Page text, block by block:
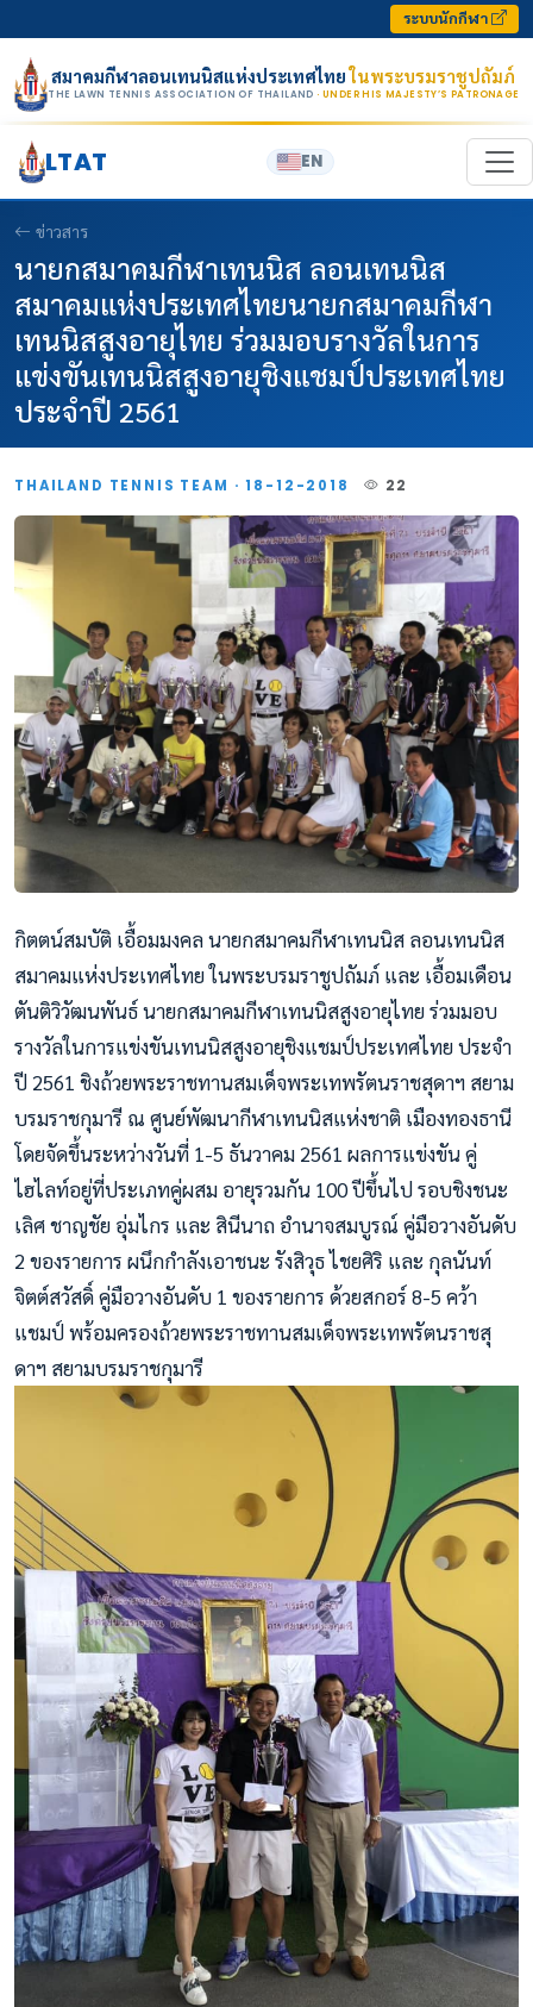
ระบบนักกีฬา
สมาคมกีฬาลอนเทนนิสแห่งประเทศไทยในพระบรมราชูปถัมภ์
THE LAWN TENNIS ASSOCIATION OF THAILAND · UNDER HIS MAJESTY’S PATRONAGE
LTAT EN
ข่าวสาร
นายกสมาคมกีฬาเทนนิส ลอนเทนนิส
สมาคมแห่งประเทศไทยนายกสมาคมกีฬา
เทนนิสสูงอายุไทย ร่วมมอบรางวัลในการ
แข่งขันเทนนิสสูงอายุชิงแชมป์ประเทศไทย
ประจำปี 2561
THAILAND TENNIS TEAM · 18-12-2018 22
กิตตน์สมบัติ เอื้อมมงคล นายกสมาคมกีฬาเทนนิส ลอนเทนนิส
สมาคมแห่งประเทศไทย ในพระบรมราชูปถัมภ์ และ เอื้อมเดือน
ตันติวิวัฒนพันธ์ นายกสมาคมกีฬาเทนนิสสูงอายุไทย ร่วมมอบ
รางวัลในการแข่งขันเทนนิสสูงอายุชิงแชมป์ประเทศไทย ประจำ
ปี 2561 ชิงถ้วยพระราชทานสมเด็จพระเทพรัตนราชสุดาฯ สยาม
บรมราชกุมารี ณ ศูนย์พัฒนากีฬาเทนนิสแห่งชาติ เมืองทองธานี
โดยจัดขึ้นระหว่างวันที่ 1-5 ธันวาคม 2561 ผลการแข่งขัน คู่
ไฮไลท์อยู่ที่ประเภทคู่ผสม อายุรวมกัน 100 ปีขึ้นไป รอบชิงชนะ
เลิศ ชาญชัย อุ่มไกร และ สินีนาถ อำนาจสมบูรณ์ คู่มือวางอันดับ
2 ของรายการ ผนึกกำลังเอาชนะ รังสิวุธ ไชยศิริ และ กุลนันท์
จิตต์สวัสดิ์ คู่มือวางอันดับ 1 ของรายการ ด้วยสกอร์ 8-5 คว้า
แชมป์ พร้อมครองถ้วยพระราชทานสมเด็จพระเทพรัตนราชสุ
ดาฯ สยามบรมราชกุมารี